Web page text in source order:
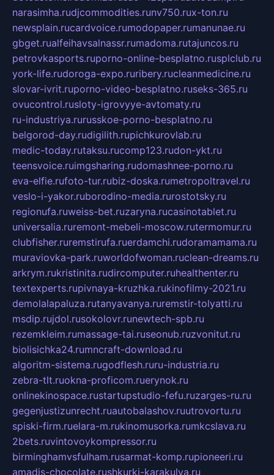
narasimha.rudjcommodities.runv750.rux-ton.ru
newsplain.rucardvoice.rumodopaper.rumanunae.ru
gbget.rualfeihavsalnassr.rumadoma.rutajuncos.ru
petrovkasports.ruporno-online-besplatno.rusplclub.ru
york-life.rudoroga-expo.ruribery.rucleanmedicine.ru
slovar-ivrit.ruporno-video-besplatno.ruseks-365.ru
ovucontrol.rusloty-igrovyye-avtomaty.ru
ru-industriya.rurusskoe-porno-besplatno.ru
belgorod-day.rudigilith.rupichkurovlab.ru
medic-today.rutaksu.rucomp123.rudon-ykt.ru
teensvoice.ruimgsharing.rudomashnee-porno.ru
eva-elfie.rufoto-tur.rubiz-doska.rumetropoltravel.ru
veslo-i-yakor.ruborodino-media.rurostotsky.ru
regionufa.ruweiss-bet.ruzaryna.rucasinotablet.ru
universalia.ruremont-mebeli-moscow.rutermomur.ru
clubfisher.ruremstirufa.ruerdamchi.rudoramamama.ru
muraviovka-park.ruworldofwoman.ruclean-dreams.ru
arkrym.rukristinita.rudircomputer.ruhealthenter.ru
textexperts.rupivnaya-kruzhka.rukinofilmy-2021.ru
demolalapaluza.rutanyavanya.ruremstir-tolyatti.ru
msdip.rujdol.rusokolovr.runewtech-spb.ru
rezemkleim.rumassage-tai.ruseonub.ruzvonitut.ru
biolisichka24.rumncraft-download.ru
algoritm-sistema.rugodflesh.ruru-industria.ru
zebra-tlt.ruokna-proficom.ruerynok.ru
onlinekinospace.rustartupstudio-fefu.ruzarges-ru.ru
gegenjustizunrecht.ruautobalashov.ruutrovortu.ru
spiski-firm.ruelara-m.rukinomusorka.rumkcslava.ru
2bets.ruvintovoykompressor.ru
birminghamvsfulham.rusarmat-komp.rupioneeri.ru
amadis-chocolate.rushkurki-karakulya.ru